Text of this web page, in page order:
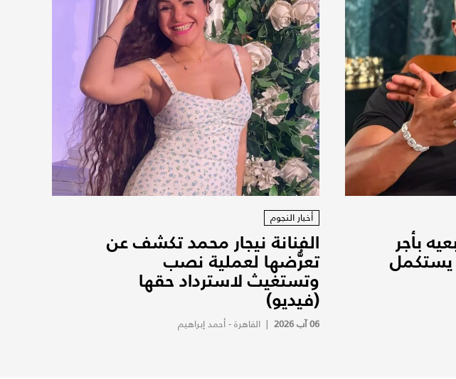
بأجر
أخبار النجوم
الفنانة نيجار محمد تكشف عن
تعرُّضها لعملية نصب
وتستغيث لاسترداد حقها
(فيديو)
06 آب 2026 |القاهرة - أحمد إبراهيم